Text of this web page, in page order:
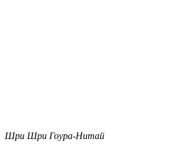
Шри Шри Гоура-Нитай